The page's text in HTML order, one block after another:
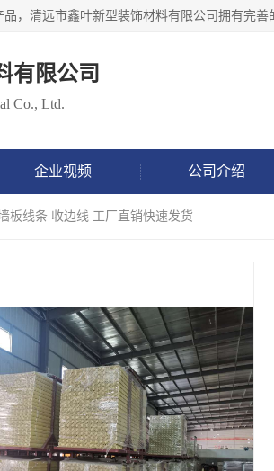
有限公司
Co., Ltd.
企业视频 公司介绍
板线条 收边线 工厂直销快速发货